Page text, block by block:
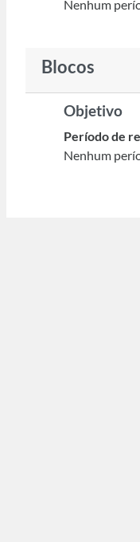
Nenhum
Blocos
Objetivo
Período de
Nenhum